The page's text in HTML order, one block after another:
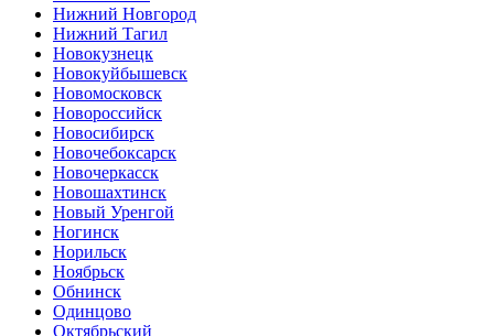
Нижний Новгород
Нижний Тагил
Новокузнецк
Новокуйбышевск
Новомосковск
Новороссийск
Новосибирск
Новочебоксарск
Новочеркасск
Новошахтинск
Новый Уренгой
Ногинск
Норильск
Ноябрьск
Обнинск
Одинцово
Октябрьский